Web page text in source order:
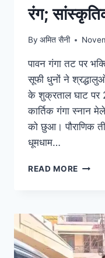
रंग;
By अमित सैनी
पावन गंगा तट पर
सूफी धुनों ने
के शुक्रताल घाट पर
कार्तिक गंगा स्नान
को छुआ। पौराणिक
धूमधाम…
READ MORE